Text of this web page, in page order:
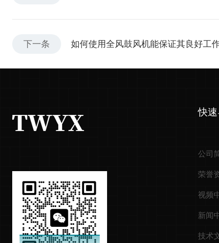
下一条 如何使用全风鼓风机能保证其良好工
快
公司
荣誉
视频
新闻
技术